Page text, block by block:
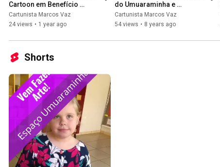
Cartoon em Benefício
Social
Cartunista Marcos Vaz
24 views • 1 year ago
do Umuaraminha e
Biblioteca
Cartunista Marcos Vaz
54 views • 8 years ago
Shorts